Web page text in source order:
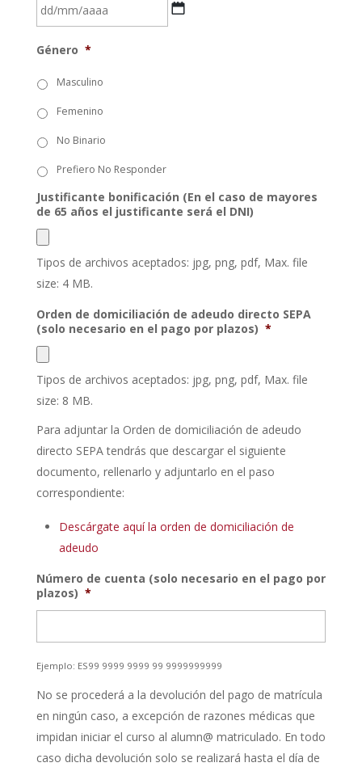
barra
MM
AAAA
Género *
Masculino
Femenino
No Binario
Prefiero No Responder
Justificante bonificación (En el caso de mayores
de 65 años el justificante será el DNI)
Tipos de archivos aceptados: jpg, png, pdf, Max. file
size: 4 MB.
Orden de domiciliación de adeudo directo SEPA
(solo necesario en el pago por plazos) *
Tipos de archivos aceptados: jpg, png, pdf, Max. file
size: 8 MB.
Para adjuntar la Orden de domiciliación de adeudo
directo SEPA tendrás que descargar el siguiente
documento, rellenarlo y adjuntarlo en el paso
correspondiente:
Descárgate aquí la orden de domiciliación de
adeudo
Número de cuenta (solo necesario en el pago por
plazos) *
Ejemplo: ES99 9999 9999 99 9999999999
No se procederá a la devolución del pago de matrícula
en ningún caso, a excepción de razones médicas que
impidan iniciar el curso al alumn@ matriculado. En todo
caso dicha devolución solo se realizará hasta el día de